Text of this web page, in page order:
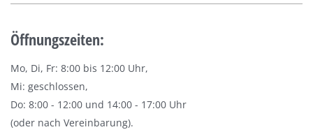
Öffnungszeiten:
Mo, Di, Fr: 8:00 bis 12:00 Uhr,
Mi: geschlossen,
Do: 8:00 - 12:00 und 14:00 - 17:00 Uhr
(oder nach Vereinbarung).